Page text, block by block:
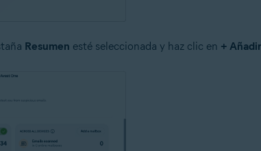
Resumen esté seleccionada y haz clic en +